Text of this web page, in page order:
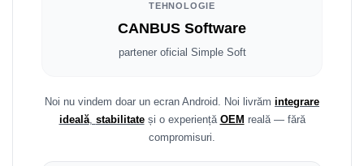
TEHNOLOGIE
CANBUS Software
partener oficial Simple Soft
Noi nu vindem doar un ecran Android. Noi livrăm integrare
ideală, stabilitateși o experiență OEM reală — fără
compromisuri.